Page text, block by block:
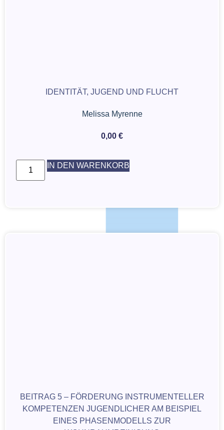
IDENTITÄT, JUGEND UND FLUCHT
Melissa Myrenne
0,00 €
IN DEN WARENKORB
BEITRAG 5 – FÖRDERUNG INSTRUMENTELLER
KOMPETENZEN JUGENDLICHER AM BEISPIEL
EINES PHASENMODELLS ZUR